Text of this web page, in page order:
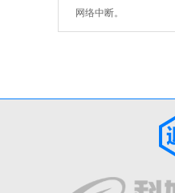
网络中断。